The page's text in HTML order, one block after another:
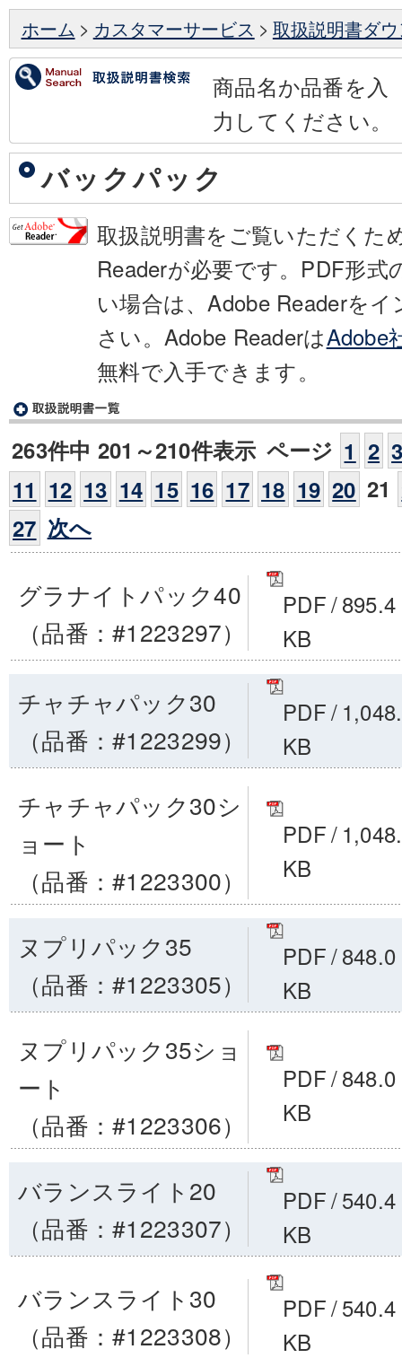
ホーム > カスタマーサービス > 取扱説明書ダ
商品名か品番を入
力してください。
バックパック
取扱説明書をご覧いただくた
Readerが必要です。PDF形
い場合は、Adobe Readerを
さい。Adobe ReaderはAdobe
無料で入手できます。
263件中 201～210件表示 ページ 1 2
11 12 13 14 15 16 17 18 19 20 21
27 次へ
グラナイトパック40
（品番：#1223297）
PDF/895.4
KB
チャチャパック30
（品番：#1223299）
PDF/
KB
チャチャパック30シ
ョート
（品番：#1223300）
PDF/
KB
ヌプリパック35
（品番：#1223305）
PDF/848.0
KB
ヌプリパック35ショ
ート
（品番：#1223306）
PDF/848.0
KB
バランスライト20
（品番：#1223307）
PDF/540.4
KB
バランスライト30
（品番：#1223308）
PDF/540.4
KB